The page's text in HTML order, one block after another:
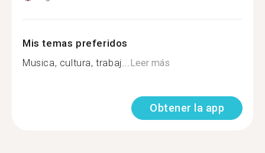
Mis temas preferidos
Musica, cultura, trabaj... Leer más
Obtener la app